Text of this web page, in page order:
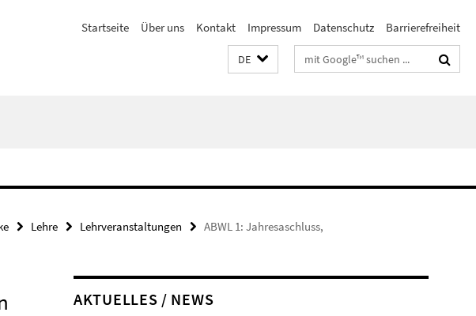
Startseite Über uns Kontakt Impressum Datenschutz Barrierefreiheit
DE Suchbegriffe
Lehre Lehrveranstaltungen
ABWL 1: Jahresaschluss,
AKTUELLES / NEWS